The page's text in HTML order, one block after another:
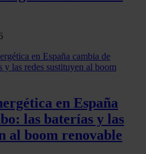
ofrecer funciones de redes
haga del sitio web con
sociales, publicidad y análisis
con otra información
o que hayan recopilado a
de sus servicios.en España
las baterías y las
al boom renovable